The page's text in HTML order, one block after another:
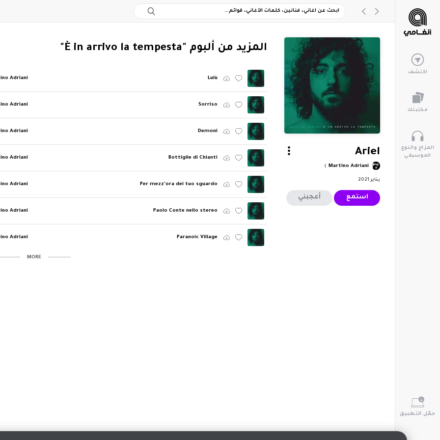
اكتشف
مكتبتك
المزاج والنوع
الموسيقي
حمّل التطبيق
Ariel
Martino Adriani
يناير 2021
استمع أعجبني
‏المزيد من ألبوم "È in arrivo la tempesta"
Lulù
Adriani
Sorriso
Adriani
Demoni
Adriani
Bottiglie di Chianti
Adriani
Per mezz'ora del tuo sguardo
Adriani
Paolo Conte nello stereo
Adriani
Paranoic Village
Adriani
MORE